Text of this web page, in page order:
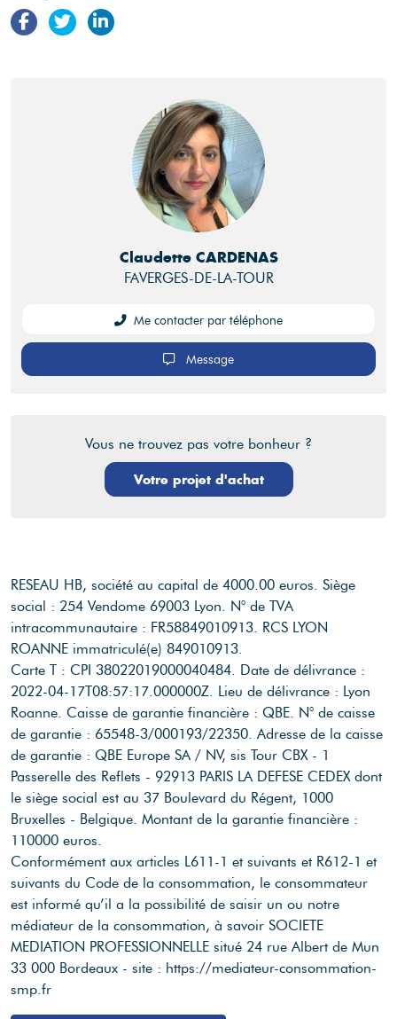
Claudette CARDENAS
FAVERGES-DE-LA-TOUR
Me contacter par téléphone
Message
Vous ne trouvez pas votre bonheur ?
Votre projet d'achat
RESEAU HB, société au capital de 4000.00 euros. Siège
social : 254 Vendome 69003 Lyon. N° de TVA
intracommunautaire : FR58849010913. RCS LYON
ROANNE immatriculé(e) 849010913.
Carte T : CPI 38022019000040484. Date de délivrance :
2022-04-17T08:57:17.000000Z. Lieu de délivrance : Lyon
Roanne. Caisse de garantie financière : QBE. N° de caisse
de garantie : 65548-3/000193/22350. Adresse de la caisse
de garantie : QBE Europe SA / NV, sis Tour CBX - 1
Passerelle des Reflets - 92913 PARIS LA DEFESE CEDEX dont
le siège social est au 37 Boulevard du Régent, 1000
Bruxelles - Belgique. Montant de la garantie financière :
110000 euros.
Conformément aux articles L611-1 et suivants et R612-1 et
suivants du Code de la consommation, le consommateur
est informé qu’il a la possibilité de saisir un ou notre
médiateur de la consommation, à savoir SOCIETE
MEDIATION PROFESSIONNELLE situé 24 rue Albert de Mun
33 000 Bordeaux - site : https://mediateur-consommation-
smp.fr